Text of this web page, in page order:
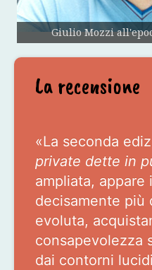
Giulio Mozzi
La recensione
«La seconda
private dette in
ampliata, appare
decisamente più
evoluta,
consapevolezza
dai contorni